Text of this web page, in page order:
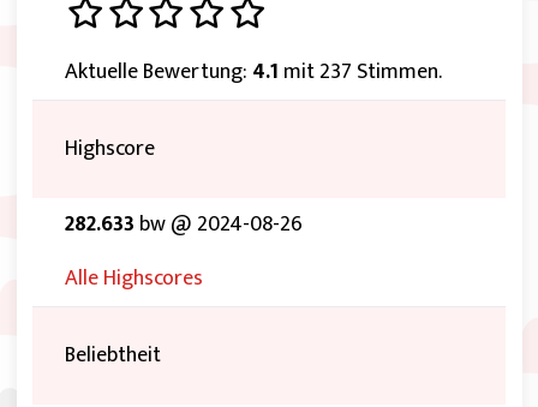
Aktuelle Bewertung: 4.1 mit 237 Stimmen.
Highscore
282.633 bw @ 2024-08-26
Alle Highscores
Beliebtheit